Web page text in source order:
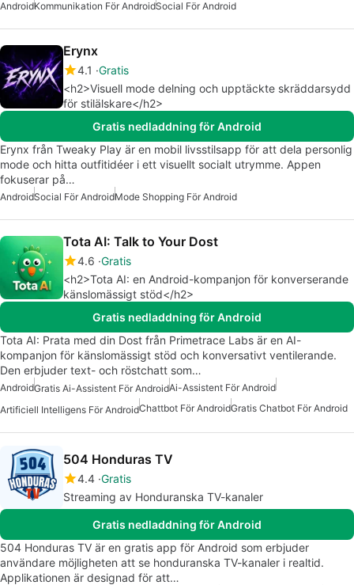
AndroidKommunikation För AndroidSocial För Android
Erynx
4.1 Gratis
<h2>Visuell mode delning och upptäckte skräddarsydd
för stilälskare</h2>
Gratis nedladdning för Android
Erynx från Tweaky Play är en mobil livsstilsapp för att dela personlig
mode och hitta outfitidéer i ett visuellt socialt utrymme. Appen
fokuserar på…
AndroidSocial För AndroidMode Shopping För Android
Tota AI: Talk to Your Dost
4.6 Gratis
<h2>Tota AI: en Android-kompanjon för konverserande
känslomässigt stöd</h2>
Gratis nedladdning för Android
Tota AI: Prata med din Dost från Primetrace Labs är en AI-
kompanjon för känslomässigt stöd och konversativt ventilerande.
Den erbjuder text- och röstchatt som…
AndroidGratis Ai-Assistent För AndroidAi-Assistent För Android
Artificiell Intelligens För AndroidChattbot För AndroidGratis Chatbot För Android
504 Honduras TV
4.4 Gratis
Streaming av Honduranska TV-kanaler
Gratis nedladdning för Android
504 Honduras TV är en gratis app för Android som erbjuder
användare möjligheten att se honduranska TV-kanaler i realtid.
Applikationen är designad för att…